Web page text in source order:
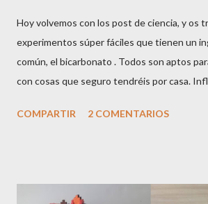
Hoy volvemos con los post de ciencia, y os
experimentos súper fáciles que tienen un
común, el bicarbonato . Todos son aptos
con cosas que seguro tendréis por casa.
Una botella Un globo Un embudo Una
poco el globo, es mucho más sencillo). Con
COMPARTIR 2 COMENTARIOS